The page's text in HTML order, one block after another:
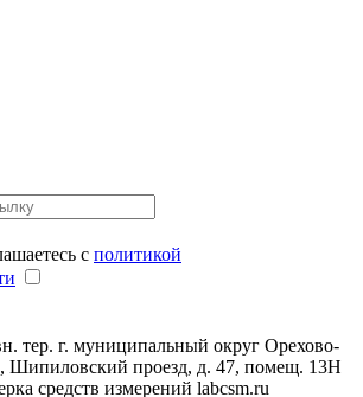
с политикой
тер. г. муниципальный округ Орехово-
Шипиловский проезд, д. 47, помещ. 13Н
средств измерений labcsm.ru